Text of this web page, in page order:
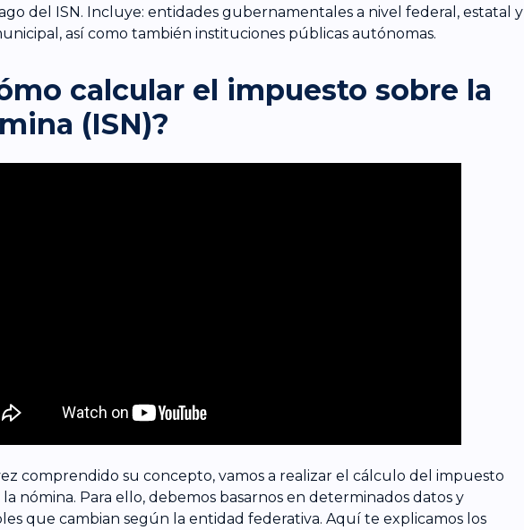
del ISN. Incluye: entidades gubernamentales a nivel federal, estatal y
así como también instituciones públicas autónomas.
calcular el impuesto sobre la
(ISN)?
comprendido su concepto, vamos a realizar el cálculo del impuesto
nómina. Para ello, debemos basarnos en determinados datos y
que cambian según la entidad federativa. Aquí te explicamos los